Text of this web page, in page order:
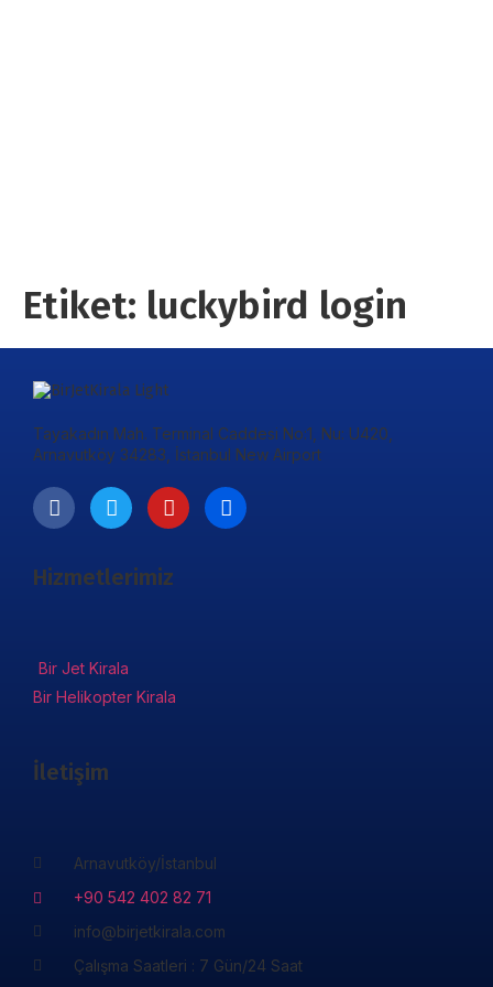
Etiket: luckybird login
Tayakadın Mah. Terminal Caddesi No:1, Nu: U420,
Arnavutköy 34283, İstanbul New Airport
Hizmetlerimiz
Bir Jet Kirala
Bir Helikopter Kirala
İletişim
Arnavutköy/İstanbul
+90 542 402 82 71
info@birjetkirala.com
Çalışma Saatleri : 7 Gün/24 Saat